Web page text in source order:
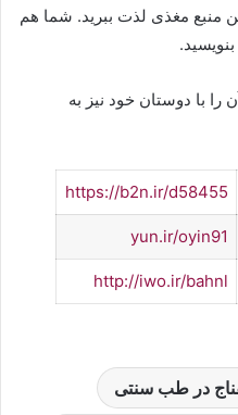
منبع مغذی لذت ببرید. شما هم
با دوستان خود نیز به
https://b2n.ir/d58455
yun.ir/oyin91
http://iwo.ir/bahnl
در طب سنتی